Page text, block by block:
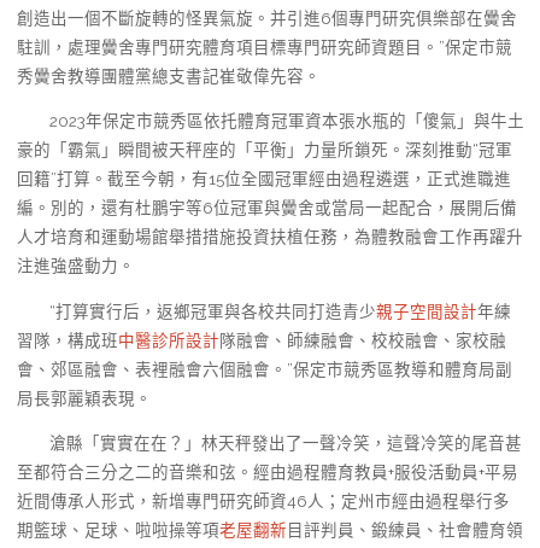
創造出一個不斷旋轉的怪異氣旋。并引進6個專門研究俱樂部在黌舍
駐訓，處理黌舍專門研究體育項目標專門研究師資題目。”保定市競
秀黌舍教導團體黨總支書記崔敬偉先容。
2023年保定市競秀區依托體育冠軍資本張水瓶的「傻氣」與牛土
豪的「霸氣」瞬間被天秤座的「平衡」力量所鎖死。深刻推動“冠軍
回籍”打算。截至今朝，有15位全國冠軍經由過程遴選，正式進職進
編。別的，還有杜鵬宇等6位冠軍與黌舍或當局一起配合，展開后備
人才培育和運動場館舉措措施投資扶植任務，為體教融會工作再躍升
注進強盛動力。
“打算實行后，返鄉冠軍與各校共同打造青少親子空間設計年練
習隊，構成班中醫診所設計隊融會、師練融會、校校融會、家校融
會、郊區融會、表裡融會六個融會。”保定市競秀區教導和體育局副
局長郭麗穎表現。
滄縣「實實在在？」林天秤發出了一聲冷笑，這聲冷笑的尾音甚
至都符合三分之二的音樂和弦。經由過程體育教員+服役活動員+平易
近間傳承人形式，新增專門研究師資46人；定州市經由過程舉行多
期籃球、足球、啦啦操等項老屋翻新 目評判員、鍛練員、社會體育領